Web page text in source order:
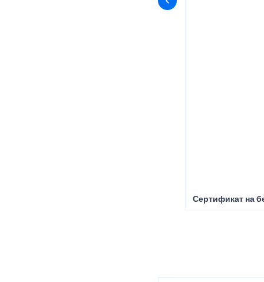
Сертификат на